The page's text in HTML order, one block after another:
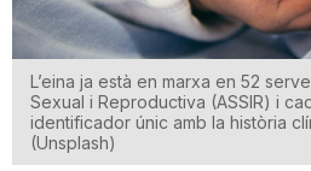
L’eina ja està en marxa en 52
Sexual i Reproductiva (ASSIR) i
identificador únic amb la història
(Unsplash)